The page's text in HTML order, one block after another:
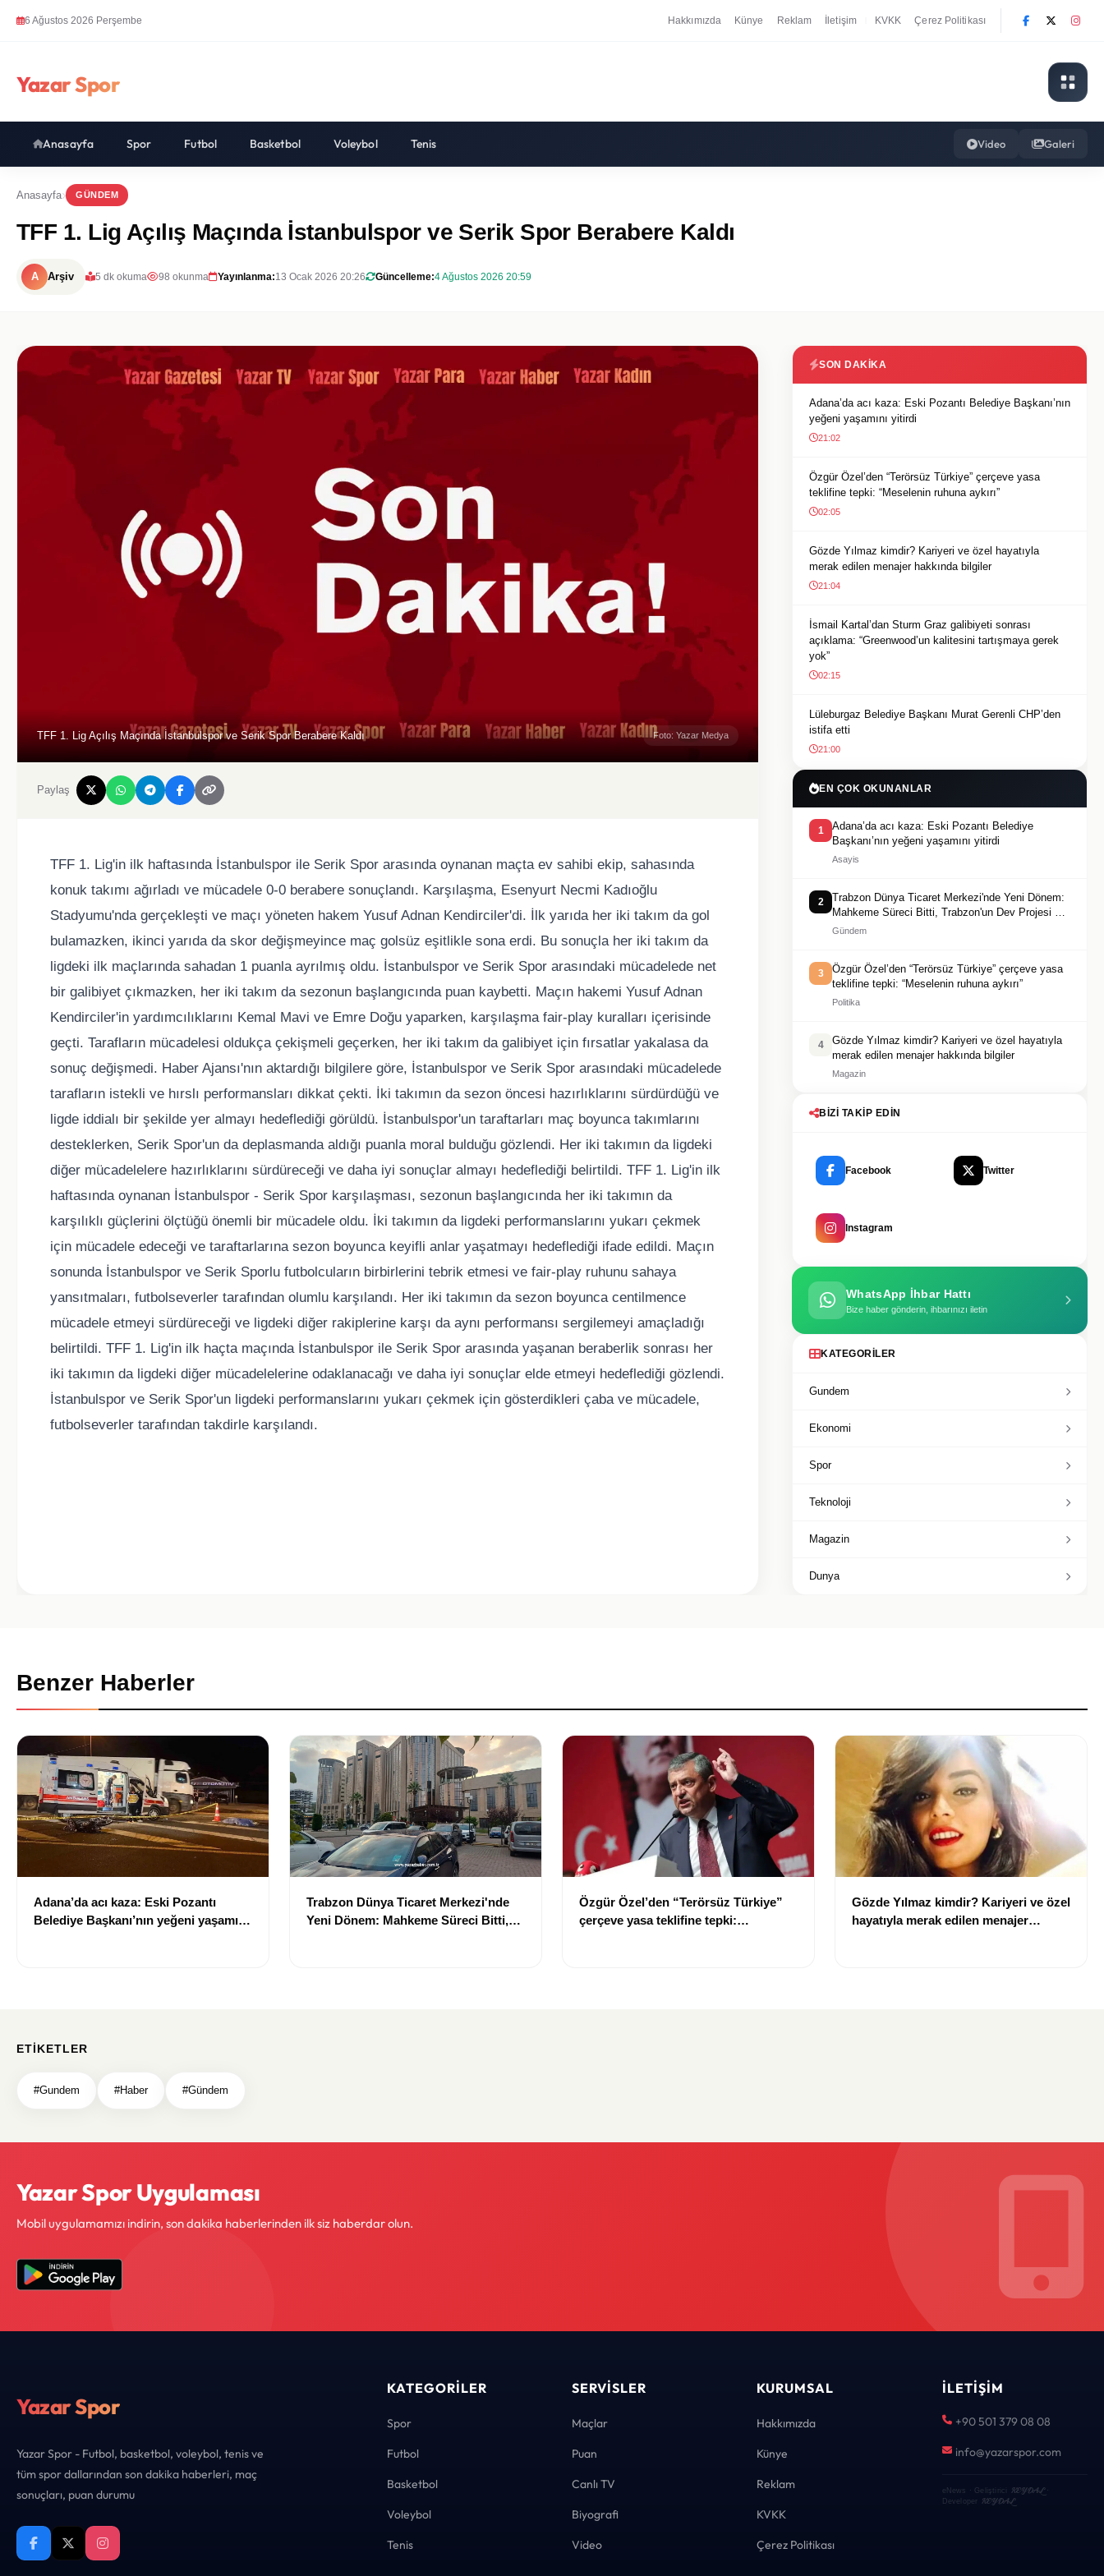
6 Ağustos 2026 Perşembe Hakkımızda Künye Reklam İletişim KVKK Çerez Politikası
Yazar Spor
Anasayfa Spor Futbol Basketbol Voleybol Tenis Video Galeri
Anasayfa GÜNDEM
TFF 1. Lig Açılış Maçında İstanbulspor ve Serik Spor Berabere Kaldı
A Arşiv 5 dk okuma 98 okunma Yayınlanma:13 Ocak 2026 20:26 Güncelleme:4 Ağustos 2026 20:59
TFF 1. Lig Açılış Maçında İstanbulspor ve Serik Spor Berabere Kaldı Foto: Yazar Medya
Paylaş
TFF 1. Lig'in ilk haftasında İstanbulspor ile Serik Spor arasında oynanan maçta ev sahibi ekip, sahasında
konuk takımı ağırladı ve mücadele 0-0 berabere sonuçlandı. Karşılaşma, Esenyurt Necmi Kadıoğlu
Stadyumu'nda gerçekleşti ve maçı yöneten hakem Yusuf Adnan Kendirciler'di. İlk yarıda her iki takım da gol
bulamazken, ikinci yarıda da skor değişmeyince maç golsüz eşitlikle sona erdi. Bu sonuçla her iki takım da
ligdeki ilk maçlarında sahadan 1 puanla ayrılmış oldu. İstanbulspor ve Serik Spor arasındaki mücadelede net
bir galibiyet çıkmazken, her iki takım da sezonun başlangıcında puan kaybetti. Maçın hakemi Yusuf Adnan
Kendirciler'in yardımcılıklarını Kemal Mavi ve Emre Doğu yaparken, karşılaşma fair-play kuralları içerisinde
geçti. Tarafların mücadelesi oldukça çekişmeli geçerken, her iki takım da galibiyet için fırsatlar yakalasa da
sonuç değişmedi. Haber Ajansı'nın aktardığı bilgilere göre, İstanbulspor ve Serik Spor arasındaki mücadelede
tarafların istekli ve hırslı performansları dikkat çekti. İki takımın da sezon öncesi hazırlıklarını sürdürdüğü ve
ligde iddialı bir şekilde yer almayı hedeflediği görüldü. İstanbulspor'un taraftarları maç boyunca takımlarını
desteklerken, Serik Spor'un da deplasmanda aldığı puanla moral bulduğu gözlendi. Her iki takımın da ligdeki
diğer mücadelelere hazırlıklarını sürdüreceği ve daha iyi sonuçlar almayı hedeflediği belirtildi. TFF 1. Lig'in ilk
haftasında oynanan İstanbulspor - Serik Spor karşılaşması, sezonun başlangıcında her iki takımın da
karşılıklı güçlerini ölçtüğü önemli bir mücadele oldu. İki takımın da ligdeki performanslarını yukarı çekmek
için mücadele edeceği ve taraftarlarına sezon boyunca keyifli anlar yaşatmayı hedeflediği ifade edildi. Maçın
sonunda İstanbulspor ve Serik Sporlu futbolcuların birbirlerini tebrik etmesi ve fair-play ruhunu sahaya
yansıtmaları, futbolseverler tarafından olumlu karşılandı. Her iki takımın da sezon boyunca centilmence
mücadele etmeyi sürdüreceği ve ligdeki diğer rakiplerine karşı da aynı performansı sergilemeyi amaçladığı
belirtildi. TFF 1. Lig'in ilk haçta maçında İstanbulspor ile Serik Spor arasında yaşanan beraberlik sonrası her
iki takımın da ligdeki diğer mücadelelerine odaklanacağı ve daha iyi sonuçlar elde etmeyi hedeflediği gözlendi.
İstanbulspor ve Serik Spor'un ligdeki performanslarını yukarı çekmek için gösterdikleri çaba ve mücadele,
futbolseverler tarafından takdirle karşılandı.
SON DAKIKA
Adana’da acı kaza: Eski Pozantı Belediye Başkanı’nın
yeğeni yaşamını yitirdi
21:02
Özgür Özel’den “Terörsüz Türkiye” çerçeve yasa
teklifine tepki: “Meselenin ruhuna aykırı”
02:05
Gözde Yılmaz kimdir? Kariyeri ve özel hayatıyla
merak edilen menajer hakkında bilgiler
21:04
İsmail Kartal’dan Sturm Graz galibiyeti sonrası
açıklama: “Greenwood’un kalitesini tartışmaya gerek
yok”
02:15
Lüleburgaz Belediye Başkanı Murat Gerenli CHP’den
istifa etti
21:00
EN ÇOK OKUNANLAR
1
Adana’da acı kaza: Eski Pozantı Belediye
Başkanı’nın yeğeni yaşamını yitirdi
Asayis
2
Trabzon Dünya Ticaret Merkezi'nde Yeni Dönem:
Mahkeme Süreci Bitti, Trabzon'un Dev Projesi Ne
Zaman Tamamlanacak?
Gündem
3
Özgür Özel’den “Terörsüz Türkiye” çerçeve yasa
teklifine tepki: “Meselenin ruhuna aykırı”
Politika
4
Gözde Yılmaz kimdir? Kariyeri ve özel hayatıyla
merak edilen menajer hakkında bilgiler
Magazin
BIZI TAKIP EDIN
Facebook Twitter
Instagram
WhatsApp İhbar Hattı
Bize haber gönderin, ihbarınızı iletin
KATEGORILER
Gundem
Ekonomi
Spor
Teknoloji
Magazin
Dunya
Benzer Haberler
Adana’da acı kaza: Eski Pozantı
Belediye Başkanı’nın yeğeni yaşamını
Trabzon Dünya Ticaret Merkezi'nde
Yeni Dönem: Mahkeme Süreci Bitti,
Özgür Özel’den “Terörsüz Türkiye”
çerçeve yasa teklifine tepki:
Gözde Yılmaz kimdir? Kariyeri ve özel
hayatıyla merak edilen menajer
ETIKETLER
#Gundem #Haber #Gündem
Yazar Spor Uygulaması
Mobil uygulamamızı indirin, son dakika haberlerinden ilk siz haberdar olun.
Yazar Spor
Yazar Spor - Futbol, basketbol, voleybol, tenis ve
tüm spor dallarından son dakika haberleri, maç
sonuçları, puan durumu
KATEGORILER
Spor
Futbol
Basketbol
Voleybol
Tenis
SERVISLER
Maçlar
Puan
Canlı TV
Biyografi
Video
KURUMSAL
Hakkımızda
Künye
Reklam
KVKK
Çerez Politikası
İLETIŞIM
+90 501 379 08 08
info@yazarspor.com
eNews · Geliştirici KEYDAL·
Developer KEYDAL